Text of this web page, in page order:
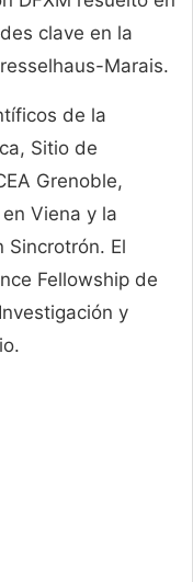
clave en la
Marais.
de la
Sitio de
Grenoble,
Viena y la
Sincrotrón. El
Fellowship de
y